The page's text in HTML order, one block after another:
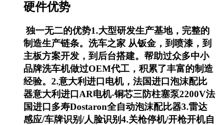
硬件优势
独一无二的优势1.大型研发生产基地，完整的
制造生产链条。洗车之家 从钣金，到喷漆，到
主板方案开发，到后台搭建。帮助过众多中小
品牌洗车机做过OEM代工，积累了丰富的制造
经验。2.意大利进口电机，法国进口泡沫配比
器意大利进口AR电机-铜芯三防柱塞泵2200V法
国进口多寿Dostaron全自动泡沫配比器3.雷达
感应/车牌识别/人脸识别4.关枪停机/开枪开机自